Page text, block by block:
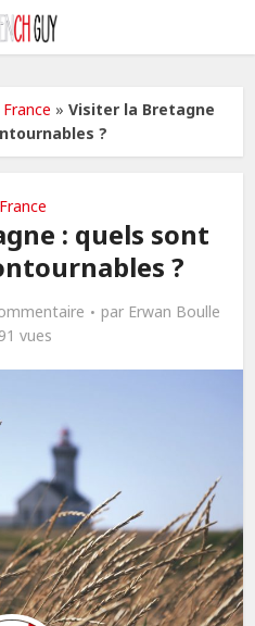
France »Visiter la Bretagne
?
: quels sont
?
par Erwan Boulle
vues